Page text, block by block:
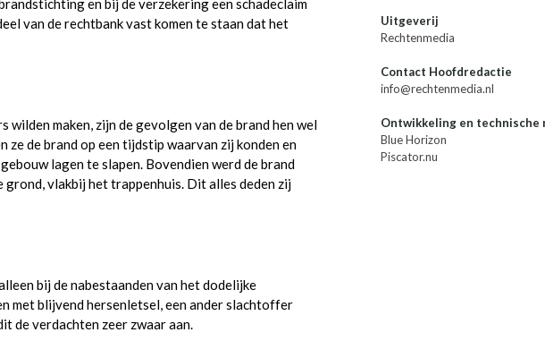
en bij de verzekering een schadeclaim
van de rechtbank vast komen te staan dat het
maken, zijn de gevolgen van de brand hen wel
de brand op een tijdstip waarvan zij konden en
lagen te slapen. Bovendien werd de brand
grond, vlakbij het trappenhuis. Dit alles deden zij
bij de nabestaanden van het dodelijke
met blijvend hersenletsel, een ander slachtoffer
de verdachten zeer zwaar aan.
Uitgeverij
Rechtenmedia
Contact Hoofdredactie
info@rechtenmedia.nl
Ontwikkeling en technische
Blue Horizon
Piscator.nu